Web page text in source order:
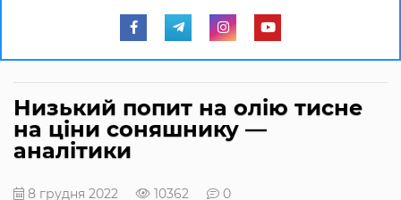
Низький попит на олію тисне
на ціни соняшнику —
аналітики
8 грудня 2022 10362 0